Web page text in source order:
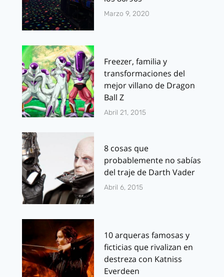
Marzo 9, 2020
Freezer, familia y
transformaciones del
mejor villano de Dragon
Ball Z
Abril 21, 2015
8 cosas que
probablemente no sabías
del traje de Darth Vader
Abril 6, 2015
10 arqueras famosas y
ficticias que rivalizan en
destreza con Katniss
Everdeen